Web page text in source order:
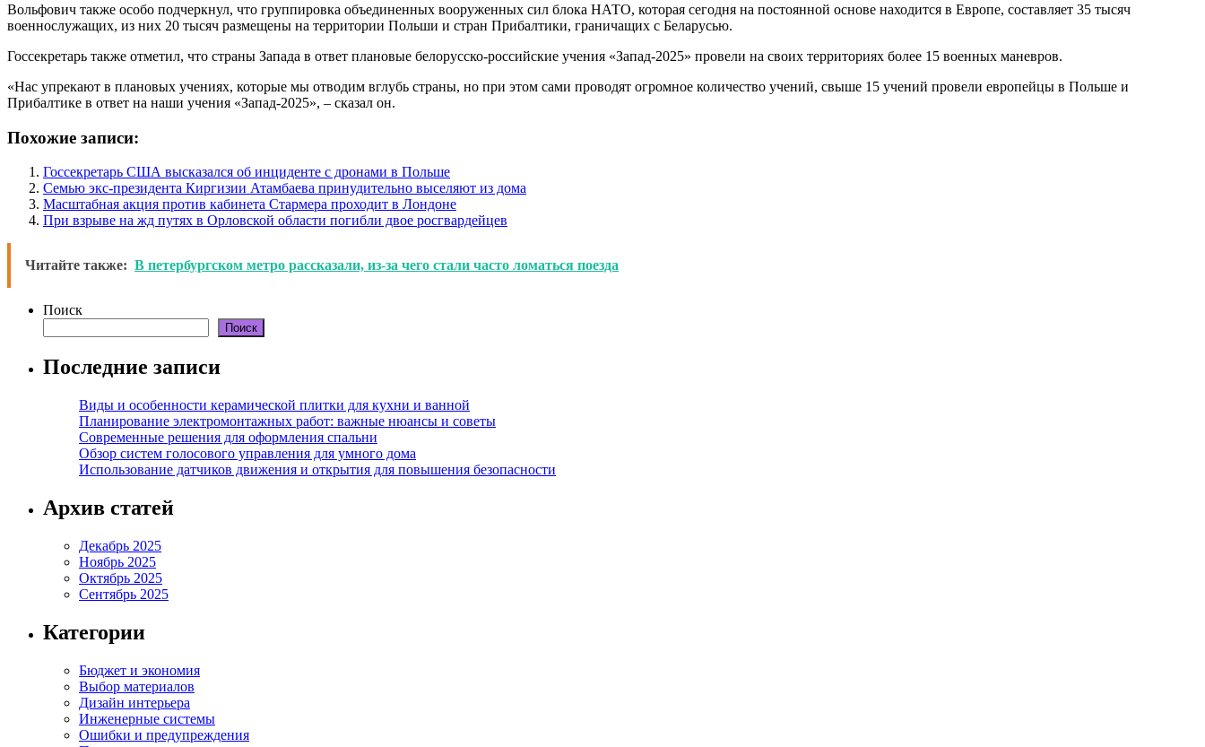
Вольфович также особо подчеркнул, что группировка объединенных вооруженных сил блока НАТО, которая сегодня на постоянной основе находится в Европе, составляет 35 тысяч
военнослужащих, из них 20 тысяч размещены на территории Польши и стран Прибалтики, граничащих с Беларусью.
Госсекретарь также отметил, что страны Запада в ответ плановые белорусско-российские учения «Запад-2025» провели на своих территориях более 15 военных маневров.
«Нас упрекают в плановых учениях, которые мы отводим вглубь страны, но при этом сами проводят огромное количество учений, свыше 15 учений провели европейцы в Польше и
Прибалтике в ответ на наши учения «Запад-2025», – сказал он.
Похожие записи:
Госсекретарь США высказался об инциденте с дронами в Польше
Семью экс-президента Киргизии Атамбаева принудительно выселяют из дома
Масштабная акция против кабинета Стармера проходит в Лондоне
При взрыве на жд путях в Орловской области погибли двое росгвардейцев
Читайте также: В петербургском метро рассказали, из-за чего стали часто ломаться поезда
Поиск
Поиск
Последние записи
Виды и особенности керамической плитки для кухни и ванной
Планирование электромонтажных работ: важные нюансы и советы
Современные решения для оформления спальни
Обзор систем голосового управления для умного дома
Использование датчиков движения и открытия для повышения безопасности
Архив статей
Декабрь 2025
Ноябрь 2025
Октябрь 2025
Сентябрь 2025
Категории
Бюджет и экономия
Выбор материалов
Дизайн интерьера
Инженерные системы
Ошибки и предупреждения